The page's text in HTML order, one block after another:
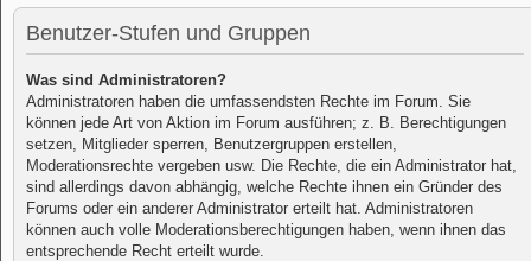
Benutzer-Stufen und Gruppen
Was sind Administratoren?
Administratoren haben die umfassendsten Rechte im Forum. Sie
können jede Art von Aktion im Forum ausführen; z. B. Berechtigungen
setzen, Mitglieder sperren, Benutzergruppen erstellen,
Moderationsrechte vergeben usw. Die Rechte, die ein Administrator hat,
sind allerdings davon abhängig, welche Rechte ihnen ein Gründer des
Forums oder ein anderer Administrator erteilt hat. Administratoren
können auch volle Moderationsberechtigungen haben, wenn ihnen das
entsprechende Recht erteilt wurde.